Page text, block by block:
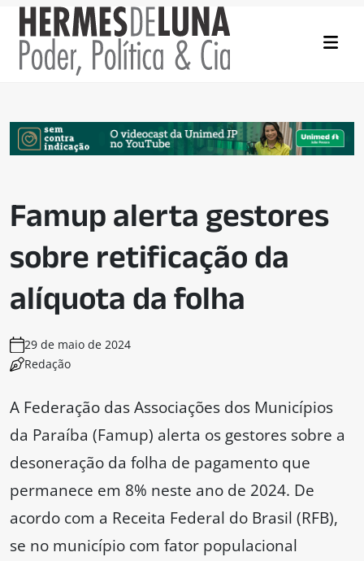
Famup alerta gestores
sobre retificação da
alíquota da folha
29 de maio de 2024
Redação
A Federação das Associações dos Municípios
da Paraíba (Famup) alerta os gestores sobre a
desoneração da folha de pagamento que
permanece em 8% neste ano de 2024. De
acordo com a Receita Federal do Brasil (RFB),
se no município com fator populacional